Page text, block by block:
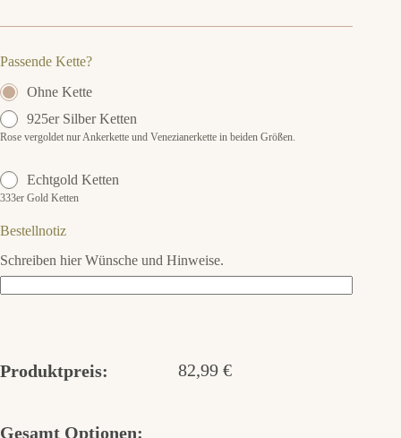
Passende Kette?
Ohne Kette
925er Silber Ketten
Rose vergoldet nur Ankerkette und Venezianerkette in beiden Größen.
Echtgold Ketten
333er Gold Ketten
Bestellnotiz
Schreiben hier Wünsche und Hinweise.
Produktpreis: 82,99 €
Gesamt Optionen: